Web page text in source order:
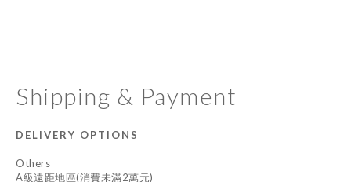
Shipping & Payment
DELIVERY OPTIONS
Others
A級遠距地區(消費未滿2萬元)